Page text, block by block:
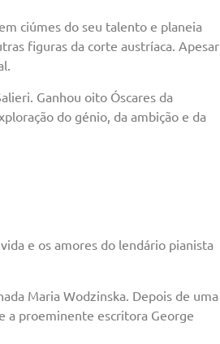
ciúmes do seu talento e planeia
figuras da corte austríaca. Apesar
Ganhou oito Óscares da
do génio, da ambição e da
e os amores do lendário pianista
Maria Wodzinska. Depois de uma
a proeminente escritora George